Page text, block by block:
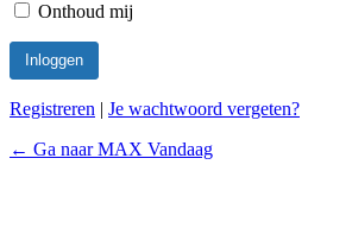
Onthoud mij
Registreren | Je wachtwoord vergeten?
← Ga naar MAX Vandaag